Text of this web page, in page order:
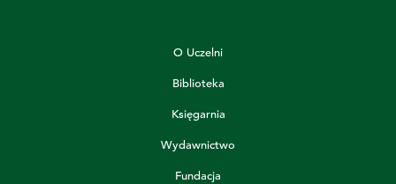
O Uczelni
Biblioteka
Księgarnia
Wydawnictwo
Fundacja